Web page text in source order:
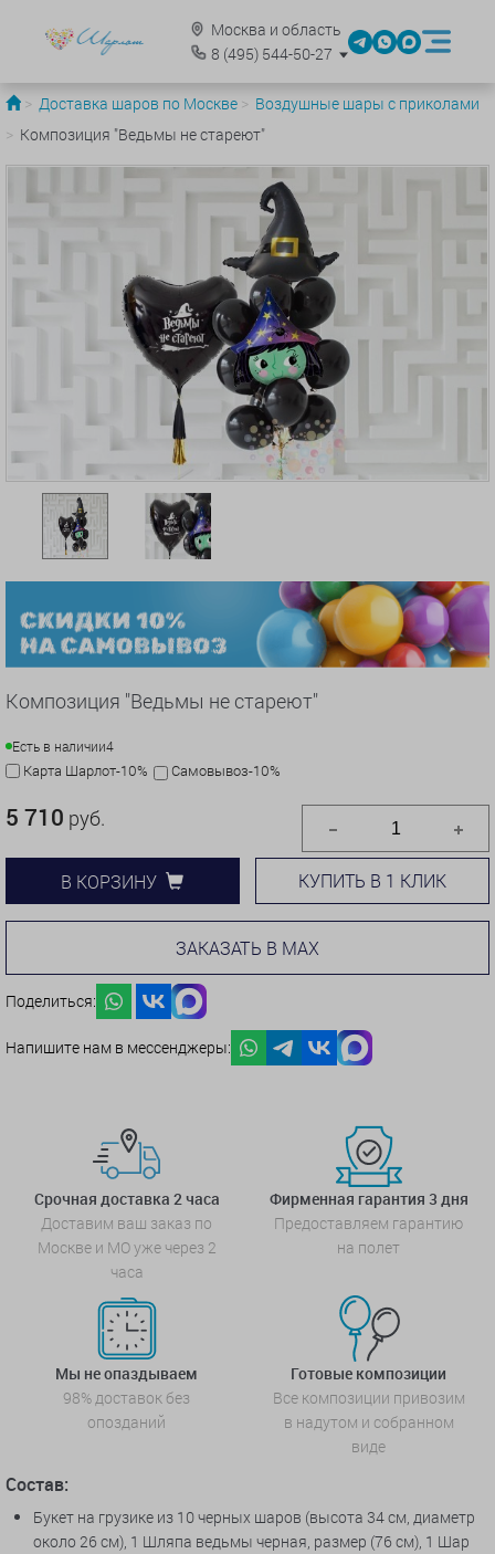
Москва и область
8 (495)544-50-27
Доставка шаров по Москве
Воздушные шары с приколами
Композиция "Ведьмы не стареют"
Композиция "Ведьмы не стареют"
Есть в наличии4
Карта Шарлот-10% Самовывоз-10%
5 710 руб.
В КОРЗИНУ КУПИТЬ В 1 КЛИК
ЗАКАЗАТЬ В MAX
Поделиться:
Напишите нам в мессенджеры:
Срочная доставка 2 часа
Доставим ваш заказ по
Москве и МО уже через 2
часа
Фирменная гарантия 3 дня
Предоставляем гарантию
на полет
Мы не опаздываем
98% доставок без
опозданий
Готовые композиции
Все композиции привозим
в надутом и собранном
виде
Состав:
Букет на грузике из 10 черных шаров (высота 34 см, диаметр
около 26 см), 1 Шляпа ведьмы черная, размер (76 см), 1 Шар